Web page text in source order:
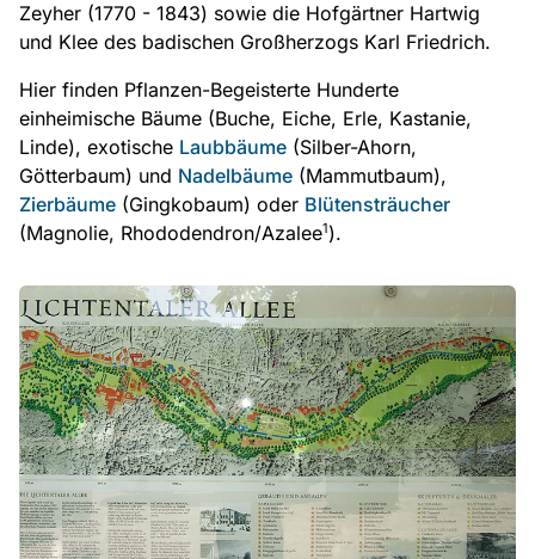
Zeyher (1770 - 1843) sowie die Hofgärtner Hartwig
und Klee des badischen Großherzogs Karl Friedrich.
Hier finden Pflanzen-Begeisterte Hunderte
einheimische Bäume (Buche, Eiche, Erle, Kastanie,
Linde), exotische Laubbäume (Silber-Ahorn,
Götterbaum) und Nadelbäume (Mammutbaum),
Zierbäume (Gingkobaum) oder Blütensträucher
(Magnolie, Rhododendron/Azalee1).